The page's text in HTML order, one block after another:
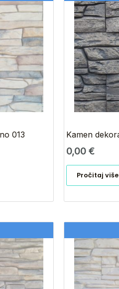
013
Kamen
0,00 €
Pročitaj više